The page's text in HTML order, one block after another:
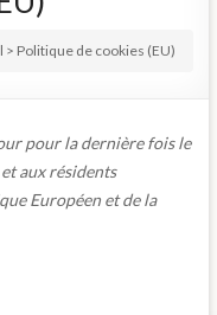
> Politique de cookies (EU)
pour la dernière fois le
aux résidents
Européen et de la